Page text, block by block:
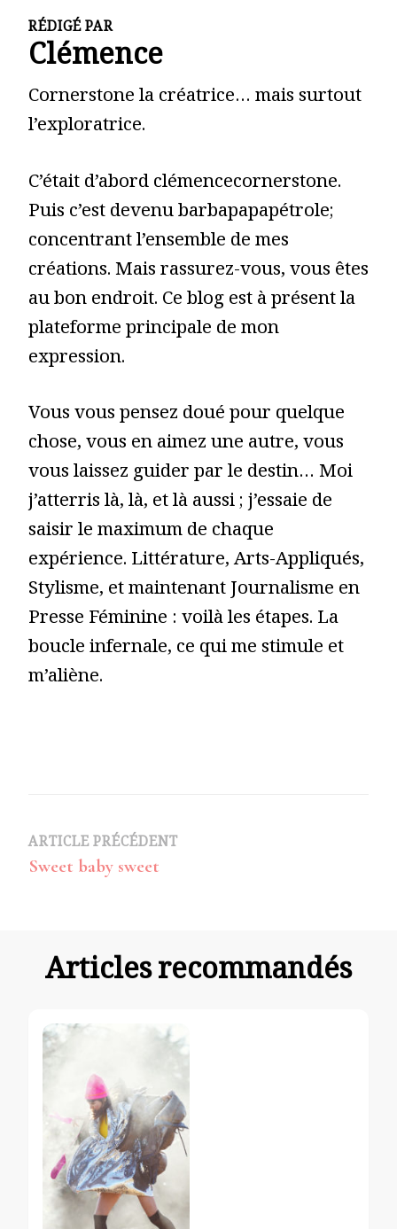
RÉDIGÉ PAR
Clémence
Cornerstone la créatrice… mais surtout
l’exploratrice.
C’était d’abord clémencecornerstone.
Puis c’est devenu barbapapapétrole;
concentrant l’ensemble de mes
créations. Mais rassurez-vous, vous êtes
au bon endroit. Ce blog est à présent la
plateforme principale de mon
expression.
Vous vous pensez doué pour quelque
chose, vous en aimez une autre, vous
vous laissez guider par le destin… Moi
j’atterris là, là, et là aussi ; j’essaie de
saisir le maximum de chaque
expérience. Littérature, Arts-Appliqués,
Stylisme, et maintenant Journalisme en
Presse Féminine : voilà les étapes. La
boucle infernale, ce qui me stimule et
m’aliène.
Navigation
d’article
ARTICLE PRÉCÉDENT
Sweet baby sweet
Articles recommandés